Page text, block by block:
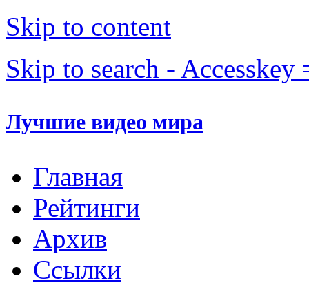
Skip to content
Skip to search - Accesskey
Лучшие видео мира
Главная
Рейтинги
Архив
Ссылки